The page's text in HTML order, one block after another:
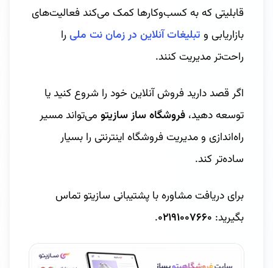
قابلیتی که به کسب‌وکارها کمک می‌کند فعالیت‌های
بازاریابی و تبلیغات آنلاین در زمان نت ملیرا
راحت‌تر مدیریت کنند.
اگر قصد دارید فروش آنلاین خود را شروع کنید یا
توسعه دهید، فروشگاه ساز سازیتو می‌تواند مسیر
راه‌اندازی و مدیریت فروشگاه اینترنتی را بسیار
ساده‌تر کند.
برای دریافت مشاوره با پشتیبانی سازیتو تماس
بگیرید: ۰۲۱۹۱۰۰۷۶۶۰.